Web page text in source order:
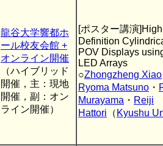
龍谷大学響都ホ
ール校友会館 +
オンライン開催
（ハイブリッド
開催，主：現地
開催，副：オン
ライン開催）
[ポスター講演
Definition
POV Displays
LED Arrays
○Zhongzheng Xiao
Ryoma Matsuno ・
Murayama ・ Reiji
Hattori （ Kyushu